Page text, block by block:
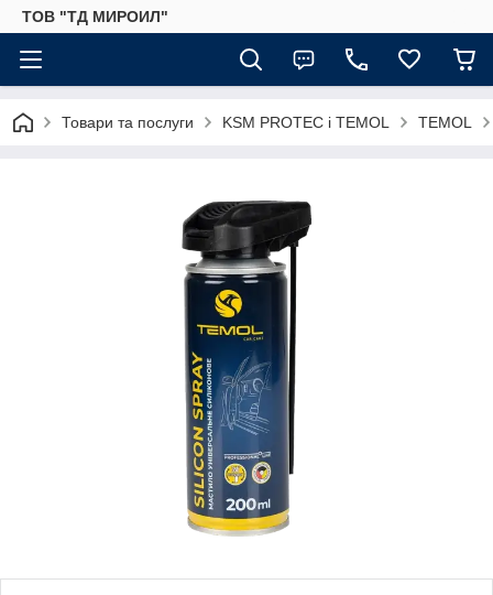
ТОВ "ТД МИРОИЛ"
Товари та послуги KSM PROTEC і TEMOL TEMOL